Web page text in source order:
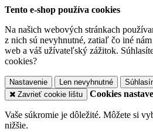
Tento e-shop používa cookies
Na našich webových stránkach
z nich sú nevyhnutné, zatiaľ čo iné
web a váš užívateľský zážitok.
cookies?
Nastavenie Len nevyhnutné
Zavrieť cookie lištu
Cookies
Vaše súkromie je dôležité. Môžete si
nižšie.